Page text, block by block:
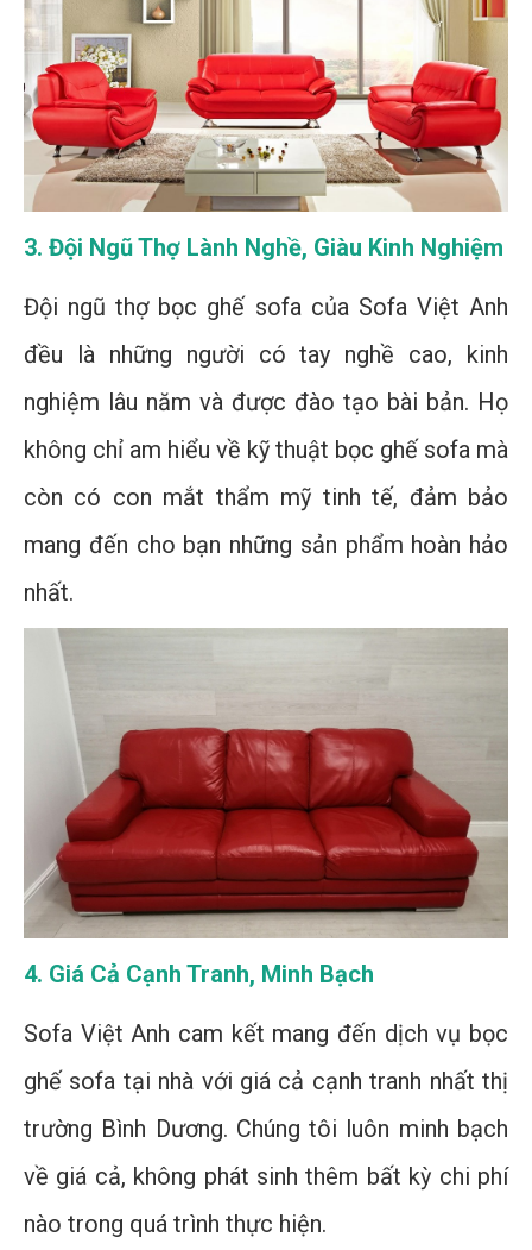
3. Đội Ngũ Thợ Lành Nghề, Giàu Kinh Nghiệm
Đội ngũ thợ bọc ghế sofa của Sofa Việt Anh
đều là những người có tay nghề cao, kinh
nghiệm lâu năm và được đào tạo bài bản. Họ
không chỉ am hiểu về kỹ thuật bọc ghế sofa mà
còn có con mắt thẩm mỹ tinh tế, đảm bảo
mang đến cho bạn những sản phẩm hoàn hảo
nhất.
4. Giá Cả Cạnh Tranh, Minh Bạch
Sofa Việt Anh cam kết mang đến dịch vụ bọc
ghế sofa tại nhà với giá cả cạnh tranh nhất thị
trường Bình Dương. Chúng tôi luôn minh bạch
về giá cả, không phát sinh thêm bất kỳ chi phí
nào trong quá trình thực hiện.